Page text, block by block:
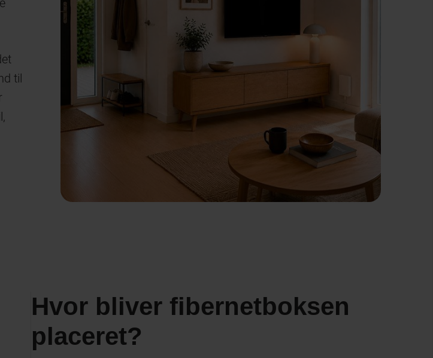
til
Hvor bliver fibernetboksen
placeret?